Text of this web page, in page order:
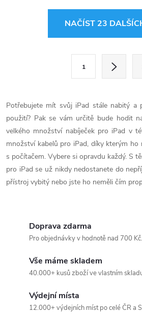
d
a
c
í
p
NAČÍST 23
á
n
k
o
v
á
n
1
Potřebujete mít svůj iPad stále nabitý a
použití? Pak se vám určitě bude hodit
velkého množství nabíječek pro iPad v
množství kabelů pro iPad, díky kterým ho
s počítačem. Vybere si opravdu každý. S
pro iPad se už nikdy nedostanete do
přístroj vybitý nebo jste ho neměli čím
Doprava zdarma
Pro objednávky v hodnotě nad 700 Kč.
Vše máme skladem
40.000+ kusů zboží ve vlastním
Výdejní místa
12.000+ výdejních míst po celé ČR a